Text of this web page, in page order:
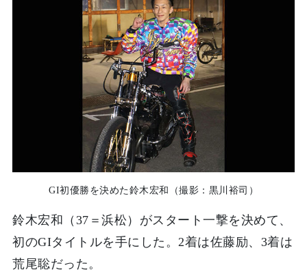
GI初優勝を決めた鈴木宏和（撮影：黒川裕司）
鈴木宏和（37＝浜松）がスタート一撃を決めて、
初のGIタイトルを手にした。2着は佐藤励、3着は
荒尾聡だった。